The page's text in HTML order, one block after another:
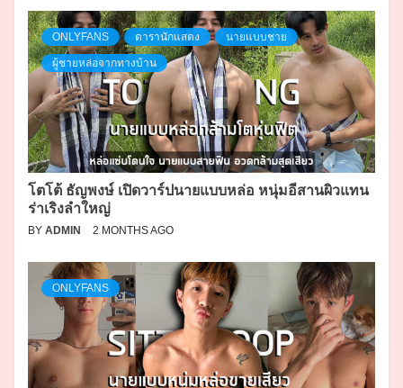
ONLYFANS ดารานักแสดง นายแบบชาย
ผู้ชายหล่อจากทางบ้าน
โตโต้ ธัญพงษ์ เปิดวาร์ปนายแบบหล่อ หนุ่มอีสานผิวแทน
ร่าเริงลำใหญ่
BY ADMIN 2 MONTHS AGO
ONLYFANS